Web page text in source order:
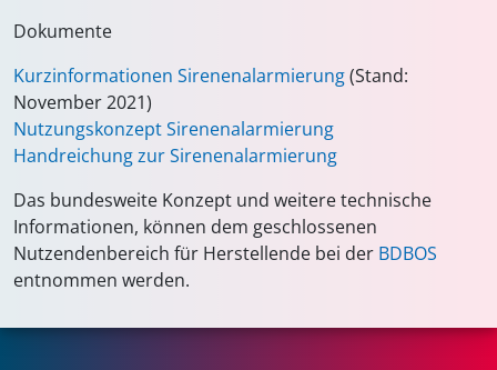
Dokumente
Kurzinformationen Sirenenalarmierung(Stand:
November 2021)
Nutzungskonzept Sirenenalarmierung
Handreichung zur Sirenenalarmierung
Das bundesweite Konzept und weitere technische
Informationen, können dem geschlossenen
Nutzendenbereich für Herstellende bei der BDBOS
entnommen werden.